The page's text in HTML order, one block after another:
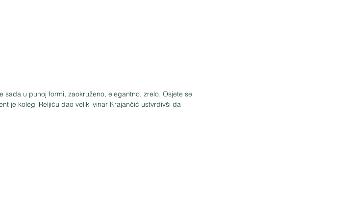
u punoj formi, zaokruženo, elegantno, zrelo. Osjete se
je kolegi Reljiću dao veliki vinar Krajančić ustvrdivši da